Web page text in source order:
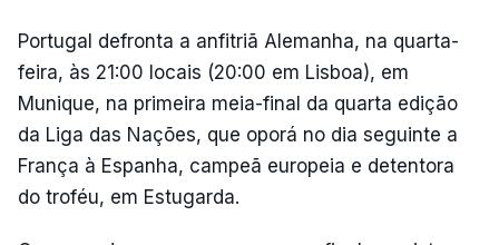
Portugal defronta a anfitriã Alemanha, na quarta-
feira, às 21:00 locais (20:00 em Lisboa), em
Munique, na primeira meia-final da quarta edição
da Liga das Nações, que oporá no dia seguinte a
França à Espanha, campeã europeia e detentora
do troféu, em Estugarda.